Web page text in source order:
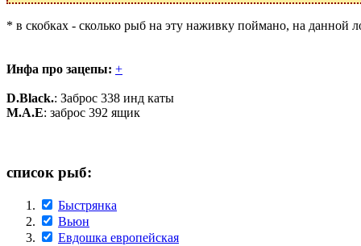
* в скобках - сколько рыб на эту наживку поймано, на данной
Инфа про зацепы: +
D.Black.: Заброс 338 инд каты
M.A.E: заброс 392 ящик
список рыб:
Быстрянка
Вьюн
Евдошка европейская